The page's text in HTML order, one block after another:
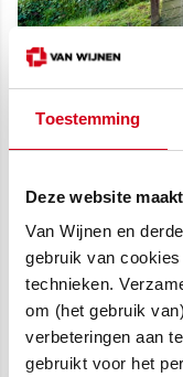
Toestemming
Deze website
Van Wijnen en
gebruik van
technieken.
om (het gebruik
verbeteringen aan
gebruikt voor het